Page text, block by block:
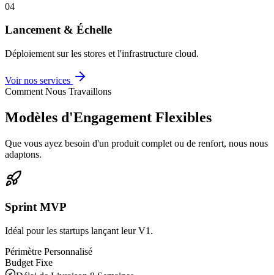
04
Lancement & Échelle
Déploiement sur les stores et l'infrastructure cloud.
Voir nos services
Comment Nous Travaillons
Modèles d'Engagement Flexibles
Que vous ayez besoin d'un produit complet ou de renfort, nous nous
adaptons.
Sprint MVP
Idéal pour les startups lançant leur V1.
Périmètre Personnalisé
Budget Fixe